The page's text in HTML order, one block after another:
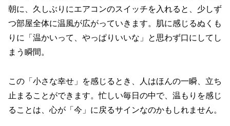
朝に、久しぶりにエアコンのスイッチを入れると、少しず
つ部屋全体に温風が広がっていきます。肌に感じるぬくも
りに「温かいって、やっぱりいいな」と思わず口にしてし
まう瞬間。
この「小さな幸せ」を感じるとき、人はほんの一瞬、立ち
止まることができます。忙しい毎日の中で、温もりを感じ
ることは、心が「今」に戻るサインなのかもしれません。